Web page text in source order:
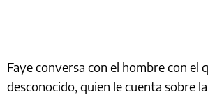
Faye conversa con el hombre con el
desconocido, quien le cuenta sobre